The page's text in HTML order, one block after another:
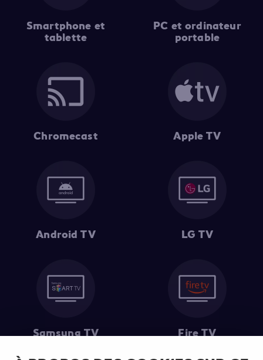
Smartphone et
tablette
PC et ordinateur
portable
Chromecast Apple TV
Android TV LG TV
Samsung TV Fire TV